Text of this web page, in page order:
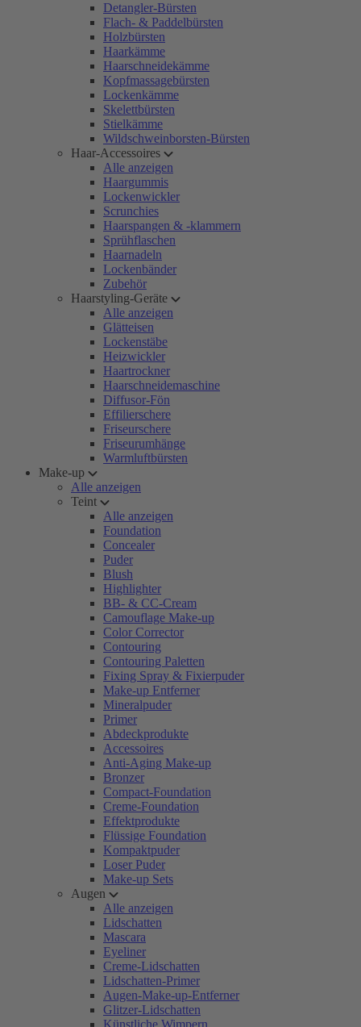
Detangler-Bürsten
Flach- & Paddelbürsten
Holzbürsten
Haarkämme
Haarschneidekämme
Kopfmassagebürsten
Lockenkämme
Skelettbürsten
Stielkämme
Wildschweinborsten-Bürsten
Haar-Accessoires
Alle anzeigen
Haargummis
Lockenwickler
Scrunchies
Haarspangen & -klammern
Sprühflaschen
Haarnadeln
Lockenbänder
Zubehör
Haarstyling-Geräte
Alle anzeigen
Glätteisen
Lockenstäbe
Heizwickler
Haartrockner
Haarschneidemaschine
Diffusor-Fön
Effilierschere
Friseurschere
Friseurumhänge
Warmluftbürsten
Make-up
Alle anzeigen
Teint
Alle anzeigen
Foundation
Concealer
Puder
Blush
Highlighter
BB- & CC-Cream
Camouflage Make-up
Color Corrector
Contouring
Contouring Paletten
Fixing Spray & Fixierpuder
Make-up Entferner
Mineralpuder
Primer
Abdeckprodukte
Accessoires
Anti-Aging Make-up
Bronzer
Compact-Foundation
Creme-Foundation
Effektprodukte
Flüssige Foundation
Kompaktpuder
Loser Puder
Make-up Sets
Augen
Alle anzeigen
Lidschatten
Mascara
Eyeliner
Creme-Lidschatten
Lidschatten-Primer
Augen-Make-up-Entferner
Glitzer-Lidschatten
Künstliche Wimpern